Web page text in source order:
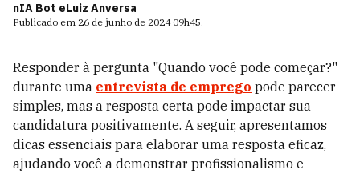
nIA Bot eLuiz Anversa
Publicado em 26 de junho de 2024 09h45.
Responder à pergunta "Quando você pode começar?"
durante uma entrevista de emprego pode parecer
simples, mas a resposta certa pode impactar sua
candidatura positivamente. A seguir, apresentamos
dicas essenciais para elaborar uma resposta eficaz,
ajudando você a demonstrar profissionalismo e